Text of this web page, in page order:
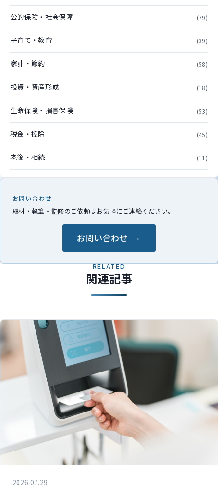
公的保険・社会保障 (79)
子育て・教育 (39)
家計・節約 (58)
投資・資産形成 (18)
生命保険・損害保険 (53)
税金・控除 (45)
老後・相続 (11)
お問い合わせ
取材・執筆・監修のご依頼はお気軽にご連絡ください。
お問い合わせ
RELATED
関連記事
2026.07.29